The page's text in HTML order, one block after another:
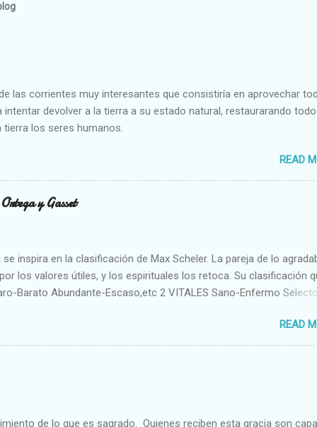
las corrientes muy interesantes que consistiría en aprovechar
devolver a la tierra a su estado natural, restaurarando
los seres humanos.
READ
y Gasset
inspira en la clasificación de Max Scheler. La pareja de lo
los valores útiles, y los espirituales los retoca. Su clasificación
Barato Abundante-Escaso,etc 2 VITALES Sano-Enfermo
b) Morales Bueno-malo Bondadoso-malvado Justo-Injusto
d) Estéticos Bello-Feo Gracioso-Tosco Elegante-
Santo-Pr...
READ
de lo que es sagrado. Quienes reciben esta gracia son